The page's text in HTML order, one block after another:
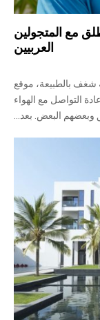
مع المتجولين
العربيين
بالطبيعة، موقع
التواصل مع الهواء
وبعضهم البعض. بعد...